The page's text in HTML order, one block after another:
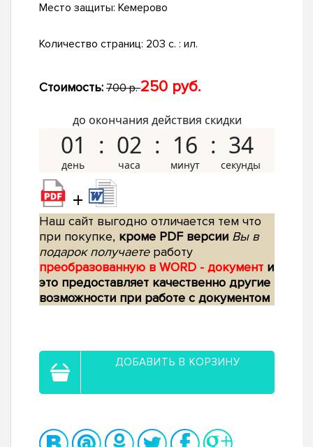
Место защиты: Кемерово
Количество страниц: 203 с. : ил.
Стоимость: 700 р.250 руб.
до окончания действия скидки
01 02 16 33
+
Наш сайт выгодно отличается тем что
при покупке, кроме PDF версии Вы в
подарок получаетеработу
преобразованную в WORD - документ и
это предоставляет качественно другие
возможности при работе с документом
ДОБАВИТЬ В КОРЗИНУ